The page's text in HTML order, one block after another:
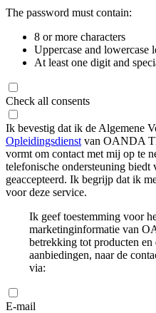
The password must contain:
8 or more characters
Uppercase and lowercase
At least one digit and
Check all consents
Ik bevestig dat ik de Algemene
Opleidingsdienst van OANDA
vormt om contact met mij op te
telefonische ondersteuning biedt
geaccepteerd. Ik begrijp dat ik
voor deze service.
Ik geef toestemming voor
marketinginformatie van
betrekking tot producten
aanbiedingen, naar de
via:
E-mail